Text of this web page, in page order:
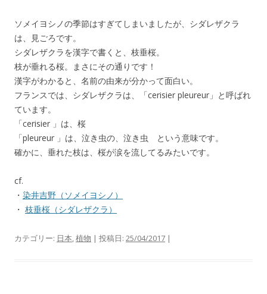
ソメイヨシノの季節はすぎてしまいましたが、シダレザクラ
は、見ごろです。
シダレザクラを漢字で書くと、枝垂桜。
枝が垂れる桜。まさにその通りです！
漢字がわかると、名前の由来が分かって面白い。
フランスでは、シダレザクラは、「cerisier pleureur」と呼ばれ
ています。
「cerisier 」は、桜
「pleureur 」は、泣き虫の、泣き虫 という意味です。
確かに、垂れた枝は、桜が涙を流してるみたいです。
cf.
・ 染井吉野（ソメイヨシノ）
・ 枝垂桜（シダレザクラ）
カテゴリー: 日本,植物 | 投稿日: 25/04/2017 |